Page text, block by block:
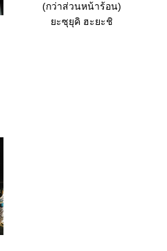
(กว่าส่วนหน้าร้อน)
ยะซุยุคิ ฮะยะชิ